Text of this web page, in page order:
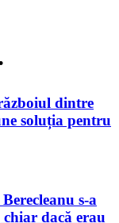
dintre
soluția pentru
s-a
dacă erau